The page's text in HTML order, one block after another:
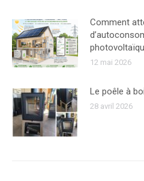
Comment
12 mai 2026
Le poêle à
28 avril 2026